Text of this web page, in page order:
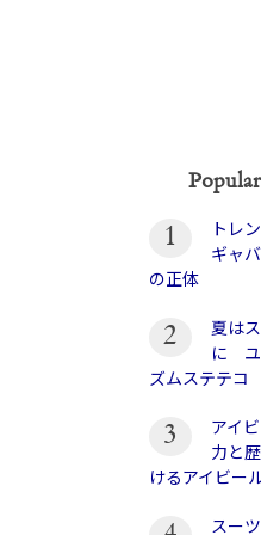
1
トレ
ギャ
の正体
2
夏は
に ユ
ズムステテコ
3
アイ
力と
けるアイビー
スー